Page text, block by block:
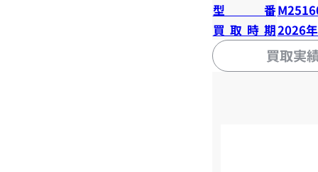
型番
買取時期2026
買取実